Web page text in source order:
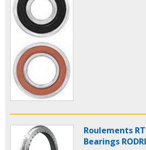
Roulements
Bearings